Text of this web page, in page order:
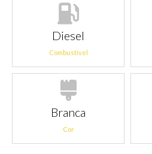
Diesel
Combustível
Branca
Cor